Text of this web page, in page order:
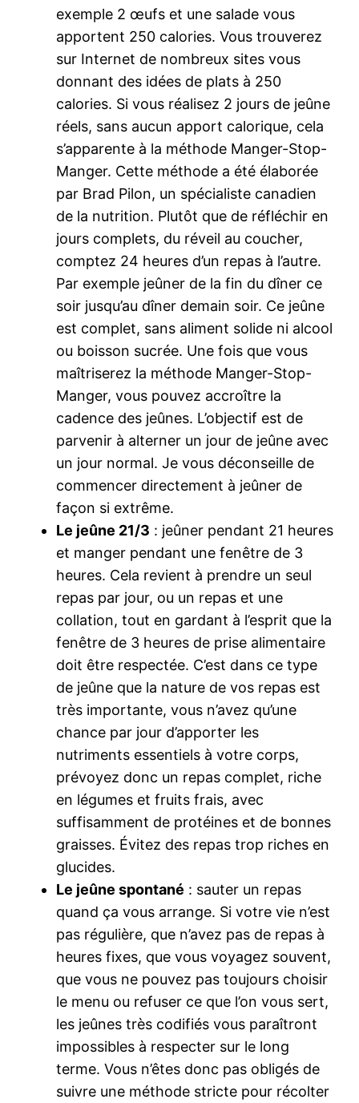
exemple 2 œufs et une salade vous
apportent 250 calories. Vous trouverez
sur Internet de nombreux sites vous
donnant des idées de plats à 250
calories. Si vous réalisez 2 jours de jeûne
réels, sans aucun apport calorique, cela
s’apparente à la méthode Manger-Stop-
Manger. Cette méthode a été élaborée
par Brad Pilon, un spécialiste canadien
de la nutrition. Plutôt que de réfléchir en
jours complets, du réveil au coucher,
comptez 24 heures d’un repas à l’autre.
Par exemple jeûner de la fin du dîner ce
soir jusqu’au dîner demain soir. Ce jeûne
est complet, sans aliment solide ni alcool
ou boisson sucrée. Une fois que vous
maîtriserez la méthode Manger-Stop-
Manger, vous pouvez accroître la
cadence des jeûnes. L’objectif est de
parvenir à alterner un jour de jeûne avec
un jour normal. Je vous déconseille de
commencer directement à jeûner de
façon si extrême.
Le jeûne 21/3 : jeûner pendant 21 heures
et manger pendant une fenêtre de 3
heures. Cela revient à prendre un seul
repas par jour, ou un repas et une
collation, tout en gardant à l’esprit que la
fenêtre de 3 heures de prise alimentaire
doit être respectée. C’est dans ce type
de jeûne que la nature de vos repas est
très importante, vous n’avez qu’une
chance par jour d’apporter les
nutriments essentiels à votre corps,
prévoyez donc un repas complet, riche
en légumes et fruits frais, avec
suffisamment de protéines et de bonnes
graisses. Évitez des repas trop riches en
glucides.
Le jeûne spontané : sauter un repas
quand ça vous arrange. Si votre vie n’est
pas régulière, que n’avez pas de repas à
heures fixes, que vous voyagez souvent,
que vous ne pouvez pas toujours choisir
le menu ou refuser ce que l’on vous sert,
les jeûnes très codifiés vous paraîtront
impossibles à respecter sur le long
terme. Vous n’êtes donc pas obligés de
suivre une méthode stricte pour récolter